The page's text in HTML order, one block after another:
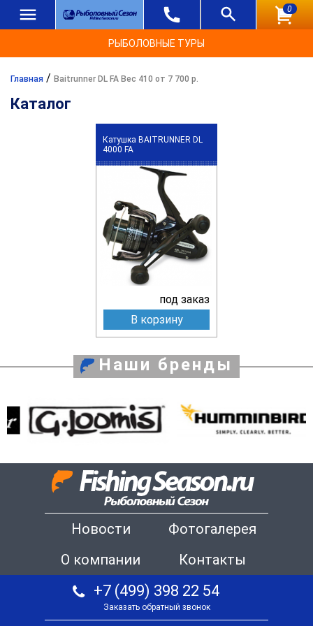
0
РЫБОЛОВНЫЕ ТУРЫ
Главная / Baitrunner DL FA Вес 410 от 7 700 р.
Каталог
Катушка BAITRUNNER DL
4000 FA
под заказ
В корзину
Наши бренды
Новости
Фотогалерея
О компании
Контакты
+7 (499) 398 22 54
Заказать обратный звонок